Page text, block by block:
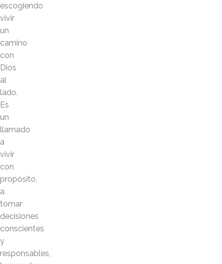
escogiendo
vivir
un
camino
con
Dios
al
lado.
Es
un
llamado
a
vivir
con
propósito,
a
tomar
decisiones
conscientes
y
responsables,